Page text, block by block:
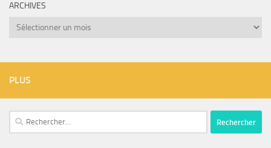
ARCHIVES
Archives
PLUS
Rechercher :